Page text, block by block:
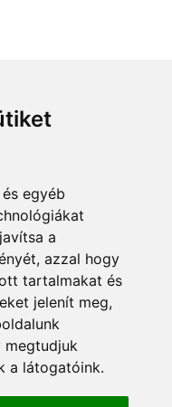
egyéb
a
azzal hogy
tartalmakat és
jelenít meg,
megtudjuk
a látogatóink.